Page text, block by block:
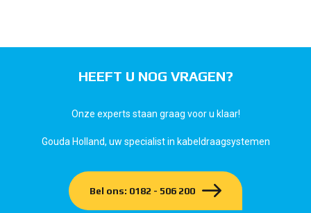
HEEFT U NOG VRAGEN?
Onze experts staan graag voor u klaar!
Gouda Holland, uw specialist in kabeldraagsystemen
Bel ons: 0182 - 506 200